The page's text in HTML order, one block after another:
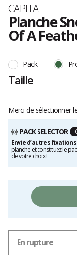
Marque
CAPITA
Planche
Of A
clientsPack
Taille
Merci de sélectionner
PACK SELECTOR
Envie d’autres fixations
planche et constituez le
de votre choix !
En rupture